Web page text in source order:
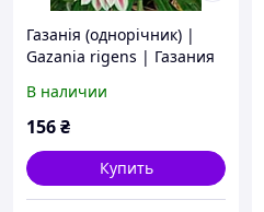
Газанія (однорічник) |
Gazania rigens | Газания
В наличии
156₴
Купить